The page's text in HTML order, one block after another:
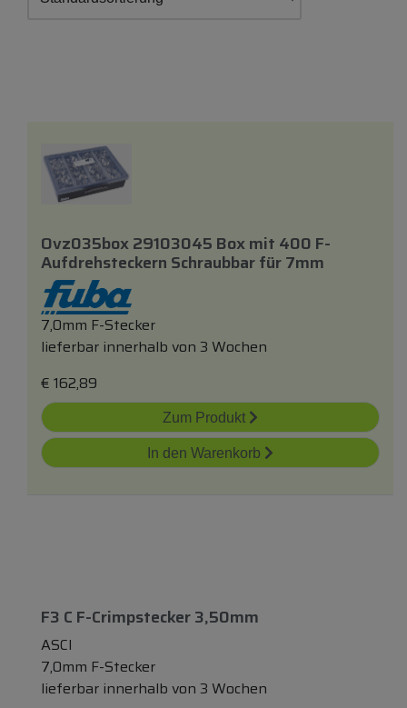
Ovz035box 29103045 Boxmit 400 F-
Aufdrehsteckern Schraubbarfür7mm
7,0mm F-Stecker
lieferbar innerhalb von 3 Wochen
€ 162,89
Zum Produkt
In den Warenkorb
F3 C F-Crimpstecker 3,50mm
ASCI
7,0mm F-Stecker
lieferbar innerhalb von 3 Wochen